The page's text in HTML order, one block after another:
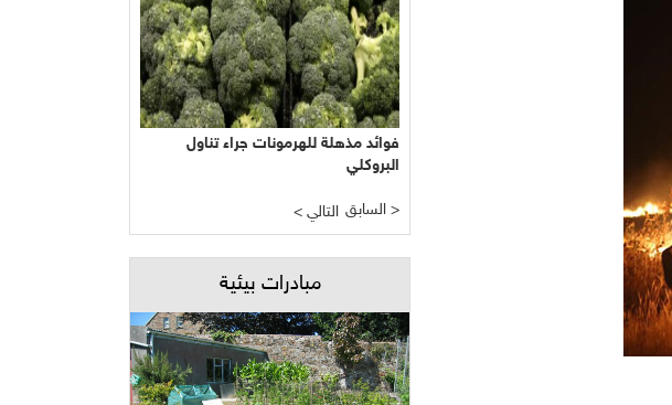
فوائد مذهلة للهرمونات جراء تناول
البروكلي
< التالي السابق >
مبادرات بيئية